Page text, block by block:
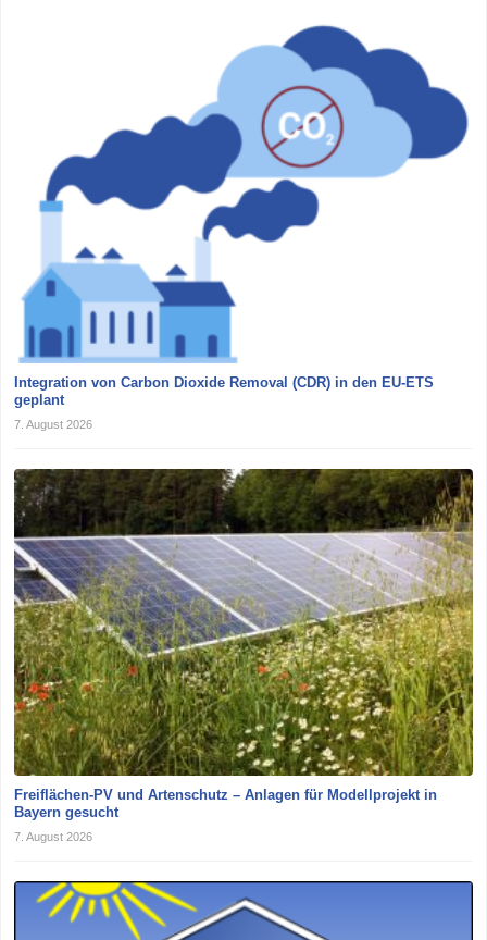
Integration von Carbon Dioxide Removal (CDR) in den EU-ETS
geplant
7. August 2026
Freiflächen-PV und Artenschutz – Anlagen für Modellprojekt in
Bayern gesucht
7. August 2026